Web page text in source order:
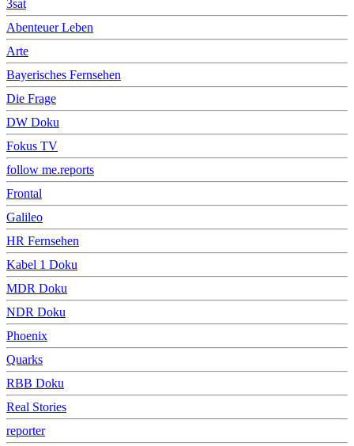
3sat
Abenteuer Leben
Arte
Bayerisches Fernsehen
Die Frage
DW Doku
Fokus TV
follow me.reports
Frontal
Galileo
HR Fernsehen
Kabel 1 Doku
MDR Doku
NDR Doku
Phoenix
Quarks
RBB Doku
Real Stories
reporter